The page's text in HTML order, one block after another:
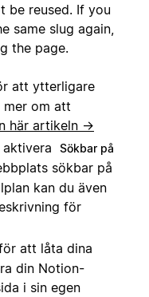
be reused. If you
same slug again,
the page.
att ytterligare
mer om att
här artikeln →
Sökbar på
sökbar på
kan du även
för
att låta dina
din Notion-
i sin egen